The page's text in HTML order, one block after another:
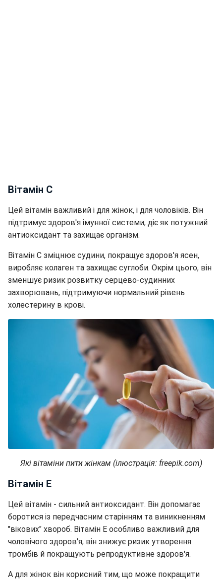
Вітамін C
Цей вітамін важливий і для жінок, і для чоловіків. Він
підтримує здоров'я імунної системи, діє як потужний
антиоксидант та захищає організм.
Вітамін С зміцнює судини, покращує здоров'я ясен,
виробляє колаген та захищає суглоби. Окрім цього, він
зменшує ризик розвитку серцево-судинних
захворювань, підтримуючи нормальний рівень
холестерину в крові.
Які вітаміни пити жінкам (ілюстрація: freepik.com)
Вітамін Е
Цей вітамін - сильний антиоксидант. Він допомагає
боротися із передчасним старінням та виникненням
"вікових" хвороб. Вітамін Е особливо важливий для
чоловічого здоров'я, він знижує ризик утворення
тромбів й покращують репродуктивне здоров'я.
А для жінок він корисний тим, що може покращити